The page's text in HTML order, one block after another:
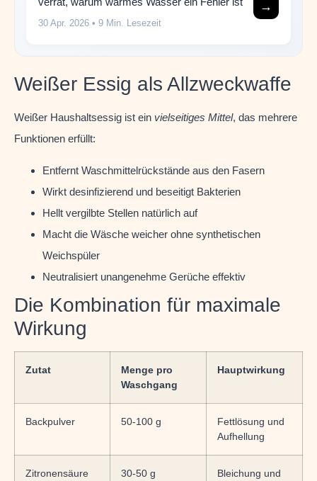
30 Apr. 2026 • 9 Min. Lesezeit
→
Weißer Essig als Allzweckwaffe
Weißer Haushaltsessig ist ein vielseitiges Mittel, das mehrere
Funktionen erfüllt:
Entfernt Waschmittelrückstände aus den Fasern
Wirkt desinfizierend und beseitigt Bakterien
Hellt vergilbte Stellen natürlich auf
Macht die Wäsche weicher ohne synthetischen
Weichspüler
Neutralisiert unangenehme Gerüche effektiv
Die Kombination für maximale
Wirkung
Zutat
Menge pro
Waschgang
Hauptwirkung
Backpulver 50-100 g
Fettlösung und
Aufhellung
Zitronensäure 30-50 g
Bleichung und